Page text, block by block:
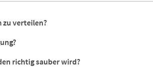
zu verteilen?
richtig sauber wird?